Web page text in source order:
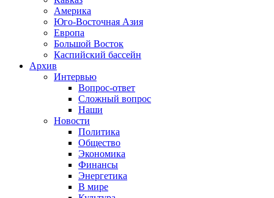
Америка
Юго-Восточная Азия
Европа
Большой Восток
Каспийский бассейн
Архив
Интервью
Вопрос-ответ
Сложный вопрос
Наши
Новости
Политика
Общество
Экономика
Финансы
Энергетика
В мире